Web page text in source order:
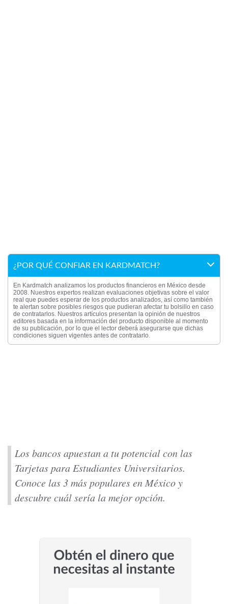
¿POR QUÉ CONFIAR EN KARDMATCH?
En Kardmatch analizamos los productos financieros en México desde
2008. Nuestros expertos realizan evaluaciones objetivas sobre el valor
real que puedes esperar de los productos analizados, así como también
te alertan sobre posibles riesgos que pudieran afectar tu bolsillo en caso
de contratarlos. Nuestros artículos presentan la opinión de nuestros
editores basada en la información del producto disponible al momento
de su publicación, por lo que el lector deberá asegurarse que dichas
condiciones siguen vigentes antes de contratarlo.
Los bancos apuestan a tu potencial con las
Tarjetas para Estudiantes Universitarios.
Conoce las 3 más populares en México y
descubre cuál sería la mejor opción.